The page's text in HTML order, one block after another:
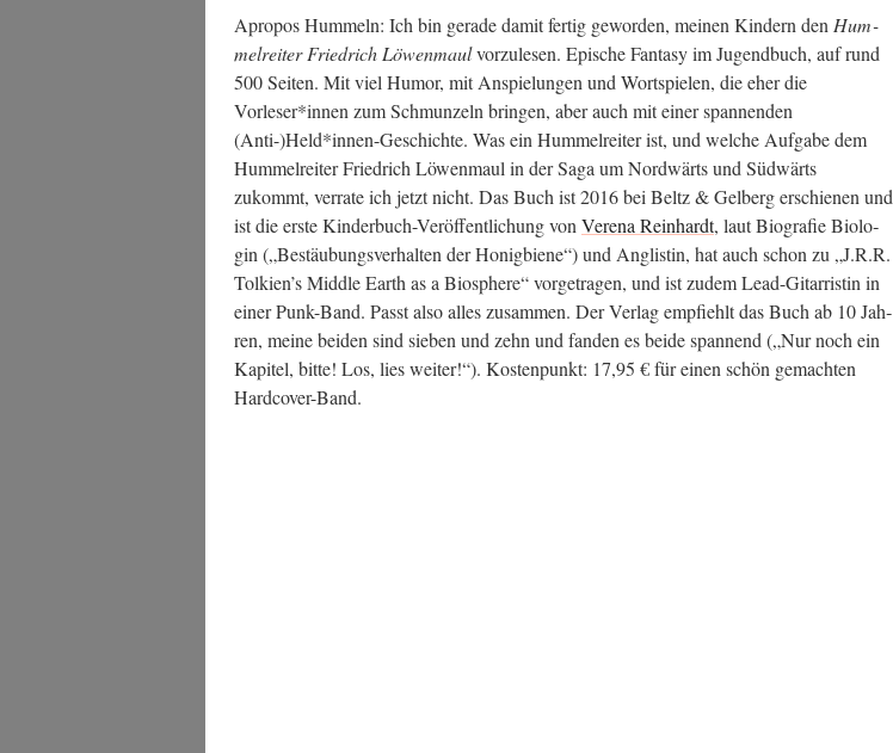
Apro­pos Hum­meln: Ich bin gera­de damit fer­tig gewor­den, mei­nen Kin­dern den Hum­
mel­rei­ter Fried­rich Löwen­maulvor­zu­le­sen. Epi­sche Fan­ta­sy im Jugend­buch, auf rund
500 Sei­ten. Mit viel Humor, mit Anspie­lun­gen und Wort­spie­len, die eher die
Vorleser*innen zum Schmun­zeln brin­gen, aber auch mit einer span­nen­den
(Anti-)Held*innen-Geschichte. Was ein Hum­mel­rei­ter ist, und wel­che Auf­ga­be dem
Hum­mel­rei­ter Fried­rich Löwen­maul in der Saga um Nord­wärts und Süd­wärts
zukommt, ver­ra­te ich jetzt nicht. Das Buch ist 2016 bei Beltz & Gel­berg erschie­nen und
ist die ers­te Kin­der­buch-Ver­öf­fent­li­chung von Vere­na Rein­hardt, laut Bio­gra­fie Bio­lo­
gin („Bestäu­bungs­ver­hal­ten der Honig­bie­ne“) und Anglis­tin, hat auch schon zu „J.R.R.
Tolkien’s Midd­le Earth as a Bio­sphe­re“ vor­ge­tra­gen, und ist zudem Lead-Gitar­ris­tin in
einer Punk-Band. Passt also alles zusam­men. Der Ver­lag emp­fiehlt das Buch ab 10 Jah­
ren, mei­ne bei­den sind sie­ben und zehn und fan­den es bei­de span­nend („Nur noch ein
Kapi­tel, bit­te! Los, lies wei­ter!“). Kos­ten­punkt: 17,95 € für einen schön gemach­ten
Hardcover-Band.